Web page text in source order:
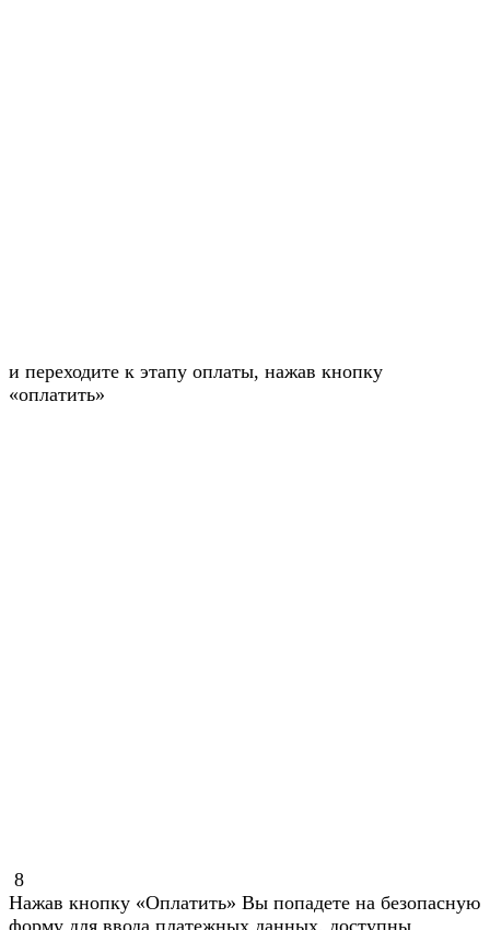
и переходите к этапу оплаты, нажав кнопку
«оплатить»
8
Нажав кнопку «Оплатить» Вы попадете на безопасную